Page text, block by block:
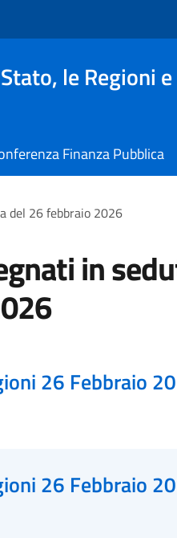
le Regioni
Finanza Pubblica
del 26 febbraio 2026
in
26 Febbraio
26 Febbraio